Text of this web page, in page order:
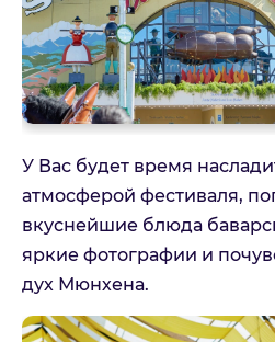
У Вас будет время
атмосферой фестиваля,
вкуснейшие блюда
яркие фотографии и
дух Мюнхена.
Бавария:
Вами свяжется
На связи Пн. - Пт. | 10:00 -
праздничные по